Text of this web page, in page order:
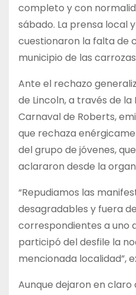
completo y con
sábado. La prensa local
cuestionaron la falta de
municipio de las
Ante el rechazo
de Lincoln, a través de
Carnaval de Roberts,
que rechaza
del grupo de jóvenes,
aclararon desde la
“Repudiamos las
desagradables y fuera
correspondientes a uno
participó del desfile la
mencionada localidad”,
Aunque dejaron en claro